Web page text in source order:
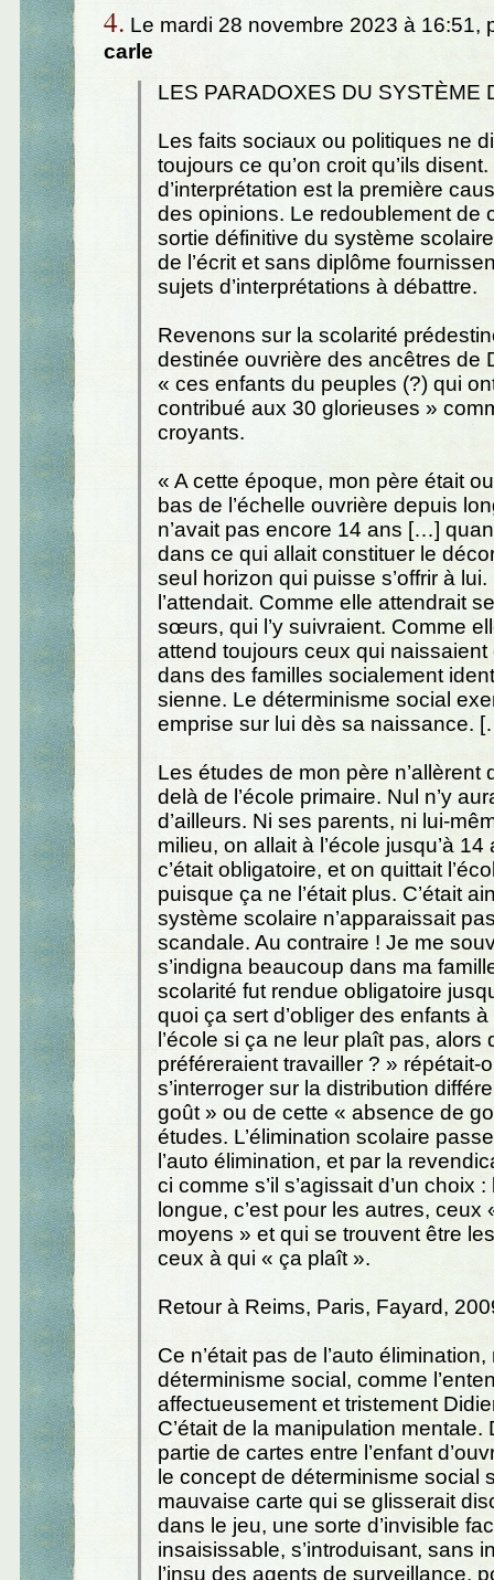
4. Le mardi 28 novembre 2023 à 16:51,
carle
LES PARADOXES DU SYSTÈME
Les faits sociaux ou politiques ne
toujours ce qu’on croit qu’ils
d’interprétation est la première
des opinions. Le redoublement de
sortie définitive du système
de l’écrit et sans diplôme
sujets d’interprétations à débattre.
Revenons sur la scolarité
destinée ouvrière des ancêtres de
« ces enfants du peuples (?) qui
contribué aux 30 glorieuses »
croyants.
« A cette époque, mon père était
bas de l’échelle ouvrière depuis
n’avait pas encore 14 ans […]
dans ce qui allait constituer le
seul horizon qui puisse s’offrir à lui.
l’attendait. Comme elle attendrait
sœurs, qui l’y suivraient. Comme
attend toujours ceux qui naissaient
dans des familles socialement
sienne. Le déterminisme social
emprise sur lui dès sa naissance.
Les études de mon père n’allèrent
delà de l’école primaire. Nul n’y
d’ailleurs. Ni ses parents, ni lui-
milieu, on allait à l’école jusqu’à
c’était obligatoire, et on quittait
puisque ça ne l’était plus. C’était
système scolaire n’apparaissait
scandale. Au contraire ! Je me
s’indigna beaucoup dans ma
scolarité fut rendue obligatoire
quoi ça sert d’obliger des enfants
l’école si ça ne leur plaît pas, alors
préféreraient travailler ? » répétait-
s’interroger sur la distribution
goût » ou de cette « absence de
études. L’élimination scolaire
l’auto élimination, et par la
ci comme s’il s’agissait d’un choix
longue, c’est pour les autres, ceux
moyens » et qui se trouvent être
ceux à qui « ça plaît ».
Retour à Reims, Paris, Fayard,
Ce n’était pas de l’auto élimination,
déterminisme social, comme
affectueusement et tristement
C’était de la manipulation mentale.
partie de cartes entre l’enfant
le concept de déterminisme social
mauvaise carte qui se glisserait
dans le jeu, une sorte d’invisible
insaisissable, s’introduisant, sans
l’insu des agents de surveillance,